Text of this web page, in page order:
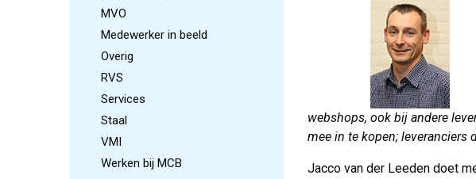
MVO
Medewerker in beeld
Overig
RVS
Services
Staal
VMI
Werken bij MCB
webshops, ook bij andere
mee in te kopen; leveranciers
Jacco van der Leeden doet